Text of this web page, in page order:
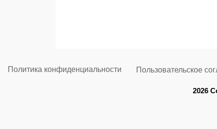
Политика конфиденциальности Пользовательское
2026